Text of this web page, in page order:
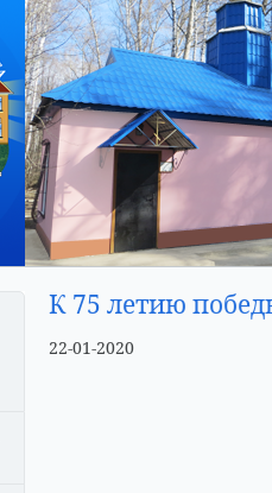
К 75 летию
22-01-2020